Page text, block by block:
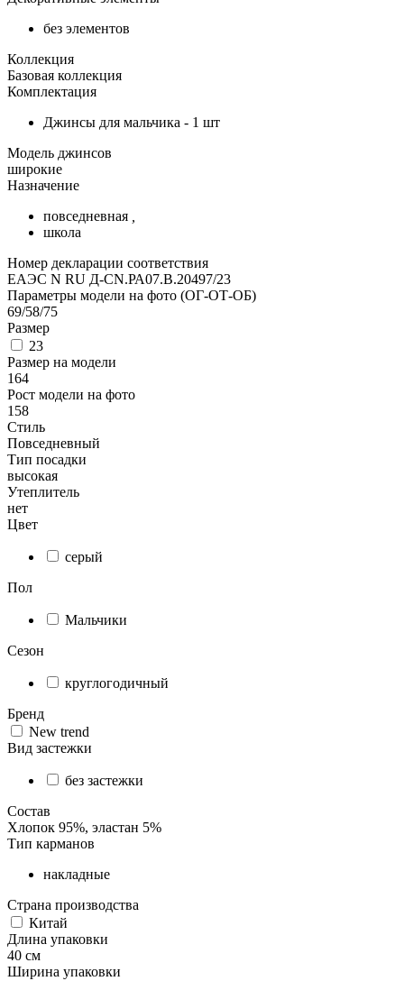
без элементов
Коллекция
Базовая коллекция
Комплектация
Джинсы для мальчика - 1 шт
Модель джинсов
широкие
Назначение
повседневная
школа
Номер декларации соответствия
ЕАЭС N RU Д-CN.РА07.В.20497/23
Параметры модели на фото (ОГ-ОТ-ОБ)
69/58/75
Размер
23
Размер на модели
164
Рост модели на фото
158
Стиль
Повседневный
Тип посадки
высокая
Утеплитель
нет
Цвет
серый
Пол
Мальчики
Сезон
круглогодичный
Бренд
Nеw trend
Вид застежки
без застежки
Состав
Хлопок 95%, эластан 5%
Тип карманов
накладные
Страна производства
Китай
Длина упаковки
40 см
Ширина упаковки